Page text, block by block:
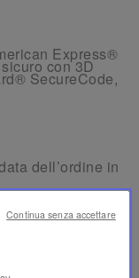
Express®
con 3D
SecureCode,
dell’ordine in
Continua senza accettare